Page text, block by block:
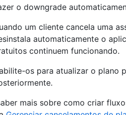
o downgrade
um cliente cancela uma
automaticamente o
continuem funcionando.
os para atualizar o plano
mais sobre como criar